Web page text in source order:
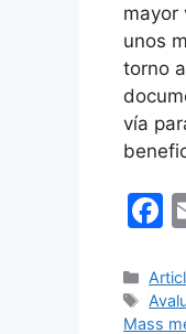
mayor
unos
torno
vía
F
c
e
Mass